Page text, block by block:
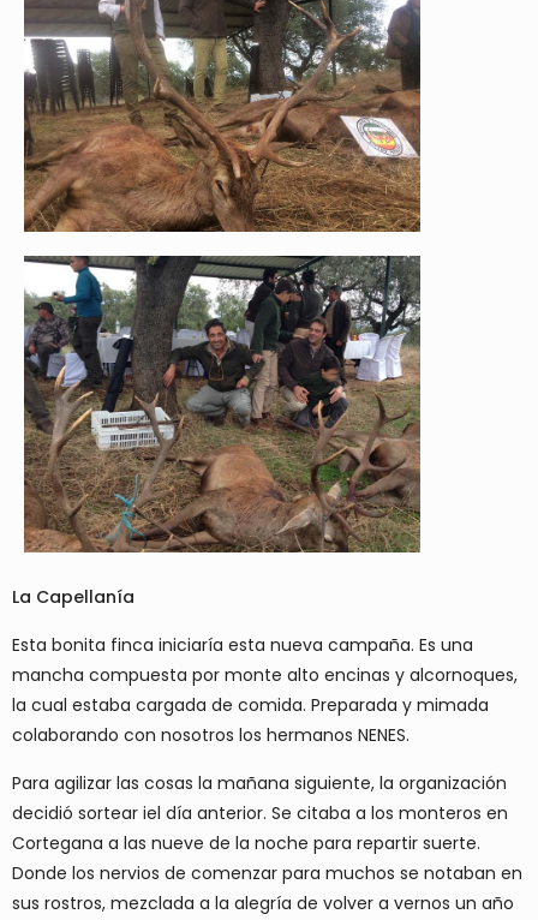
La Capellanía
Esta bonita finca iniciaría esta nueva campaña. Es una
mancha compuesta por monte alto encinas y alcornoques,
la cual estaba cargada de comida. Preparada y mimada
colaborando con nosotros los hermanos NENES.
Para agilizar las cosas la mañana siguiente, la organización
decidió sortear iel día anterior. Se citaba a los monteros en
Cortegana a las nueve de la noche para repartir suerte.
Donde los nervios de comenzar para muchos se notaban en
sus rostros, mezclada a la alegría de volver a vernos un año